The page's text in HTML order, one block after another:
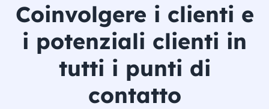
Coinvolgere i clienti e
i potenziali clienti in
tutti i punti di
contatto